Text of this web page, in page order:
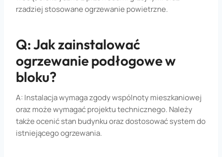
rzadziej stosowane ogrzewanie powietrzne.
Q: Jak zainstalować
ogrzewanie podłogowe w
bloku?
A: Instalacja wymaga zgody wspólnoty mieszkaniowej
oraz może wymagać projektu technicznego. Należy
także ocenić stan budynku oraz dostosować system do
istniejącego ogrzewania.